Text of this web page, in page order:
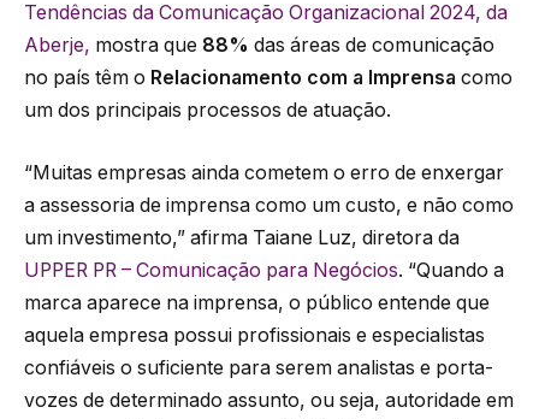
Tendências da Comunicação Organizacional 2024, da
Aberje, mostra que 88% das áreas de comunicação
no país têm o Relacionamento com a Imprensa como
um dos principais processos de atuação.
“Muitas empresas ainda cometem o erro de enxergar
a assessoria de imprensa como um custo, e não como
um investimento,” afirma Taiane Luz, diretora da
UPPER PR – Comunicação para Negócios. “Quando a
marca aparece na imprensa, o público entende que
aquela empresa possui profissionais e especialistas
confiáveis o suficiente para serem analistas e porta-
vozes de determinado assunto, ou seja, autoridade em